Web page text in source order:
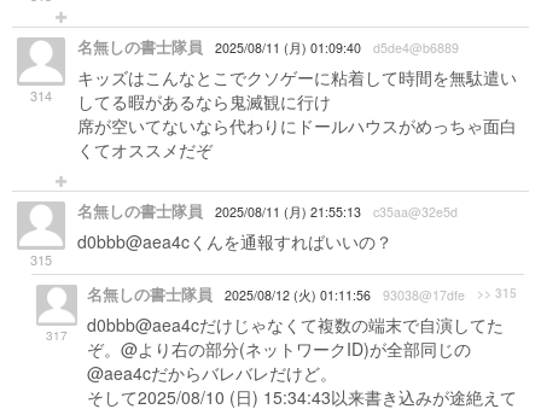
314
名無しの書士隊員 2025/08/11 (月) 01:09:40 d5de4@b6889
キッズはこんなとこでクソゲーに粘着して時間を無駄遣い
してる暇があるなら鬼滅観に行け
席が空いてないなら代わりにドールハウスがめっちゃ面白
くてオススメだぞ
315
名無しの書士隊員 2025/08/11 (月) 21:55:13 c35aa@32e5d
d0bbb@aea4cくんを通報すればいいの？
317
名無しの書士隊員 2025/08/12 (火) 01:11:56 93038@17dfe >> 315
d0bbb@aea4cだけじゃなくて複数の端末で自演してた
ぞ。@より右の部分(ネットワークID)が全部同じの
@aea4cだからバレバレだけど。
そして2025/08/10 (日) 15:34:43以来書き込みが途絶えて